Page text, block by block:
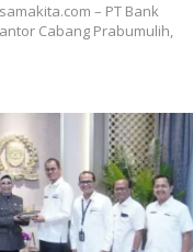
– PT Bank
Cabang Prabumulih,